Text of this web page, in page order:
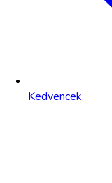
Kedvencek